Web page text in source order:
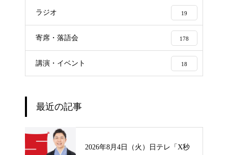
ラジオ 19
寄席・落語会 178
講演・イベント 18
最近の記事
2026年8月4日（火）日テレ「X秒